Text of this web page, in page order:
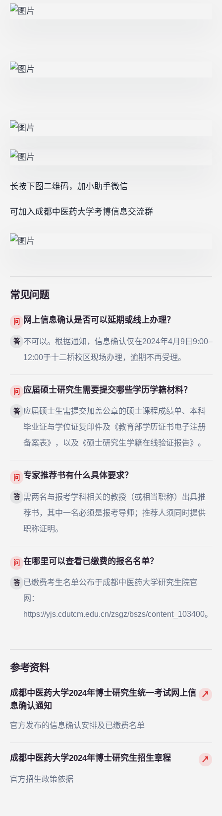
长按下图二维码，加小助手微信
可加入成都中医药大学考博信息交流群
常见问题
问 网上信息确认是否可以延期或线上办理？
答 不可以。根据通知，信息确认仅在2024年4月9日9:00–
12:00于十二桥校区现场办理，逾期不再受理。
问 应届硕士研究生需要提交哪些学历学籍材料？
答 应届硕士生需提交加盖公章的硕士课程成绩单、本科
毕业证与学位证复印件及《教育部学历证书电子注册
备案表》，以及《硕士研究生学籍在线验证报告》。
问 专家推荐书有什么具体要求？
答 需两名与报考学科相关的教授（或相当职称）出具推
荐书，其中一名必须是报考导师；推荐人须同时提供
职称证明。
问 在哪里可以查看已缴费的报名名单？
答 已缴费考生名单公布于成都中医药大学研究生院官
网：
https://yjs.cdutcm.edu.cn/zsgz/bszs/content_103400。
参考资料
成都中医药大学2024年博士研究生统一考试网上信
息确认通知
↗
官方发布的信息确认安排及已缴费名单
成都中医药大学2024年博士研究生招生章程 ↗
官方招生政策依据